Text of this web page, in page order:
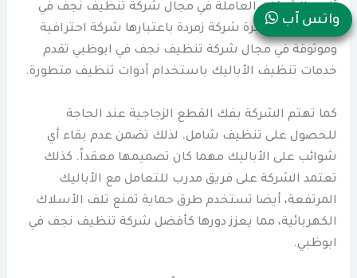
أنجح الشركات العاملة في مجال شركة تنظيف نجف في
ابوظبي. تبرز خبرة شركة زمردة باعتبارها شركة احترافية
وموثوقة في مجال شركة تنظيف نجف في ابوظبي تقدم
خدمات تنظيف الأباليك باستخدام أدوات تنظيف متطورة.
كما تهتم الشركة بفك القطع الزجاجية عند الحاجة
للحصول على تنظيف شامل. لذلك تضمن عدم بقاء أي
شوائب على الأباليك مهما كان تصميمها معقداً. كذلك
تعتمد الشركة على فريق مدرب للتعامل مع الأباليك
المرتفعة، أيضا تستخدم طرق حماية تمنع تلف الأسلاك
الكهربائية، مما يعزز دورها كأفضل شركة تنظيف نجف في
ابوظبي.
واتس آب